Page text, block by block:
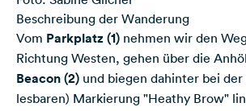
Beschreibung der Wanderung
Vom Parkplatz (1) nehmen wir den
Richtung Westen, gehen über die
Beacon (2) und biegen dahinter bei der
lesbaren) Markierung "Heathy Brow"